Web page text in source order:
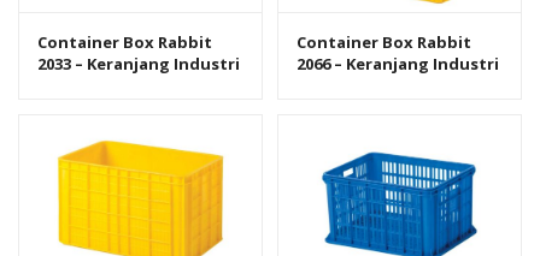
Container Box Rabbit
2033 – Keranjang Industri
Container Box Rabbit
2066 – Keranjang Industri